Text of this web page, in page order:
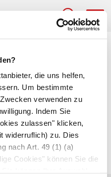
die uns helfen,
Um bestimmte
verwenden zu
Indem Sie
zulassen" klicken,
widerruflich) zu. Dies
nach Art. 49 (1) (a)
Cookies" können Sie die
den Mund, wenn
(Ileus) die
über den Darm